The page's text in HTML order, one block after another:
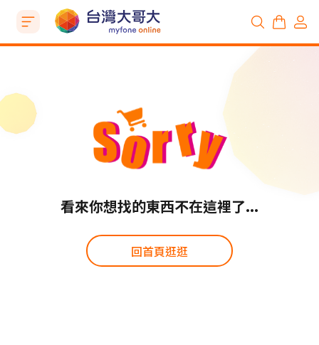
看來你想找的東西不在這裡了...
回首頁逛逛